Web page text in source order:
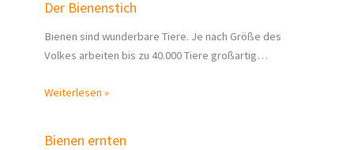
Der Bienenstich
Bienen sind wunderbare Tiere. Je nach Größe des
Volkes arbeiten bis zu 40.000 Tiere großartig…
Weiterlesen »
Bienen ernten